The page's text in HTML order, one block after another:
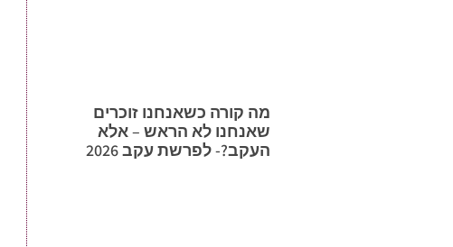
מה קורה כשאנחנו זוכרים
שאנחנו לא הראש – אלא
העקב?- לפרשת עקב 2026